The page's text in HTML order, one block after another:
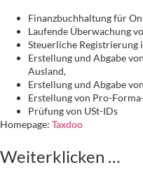
Finanzbuchhaltung für
Laufende Überwachung
Steuerliche Registrierung
Erstellung und Abgabe
Ausland,
Erstellung und Abgabe
Erstellung von Pro-
Prüfung von USt-IDs
Homepage: Taxdoo
Weiterklicken …